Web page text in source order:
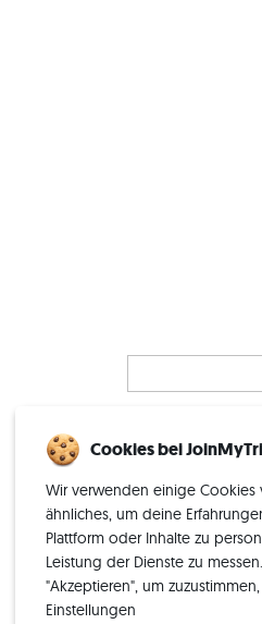
– mit der
Cookies bei
Wir verwenden einige
ähnliches, um deine
Plattform oder Inhalte zu
Leistung der Dienste zu
"Akzeptieren", um
Einstellungen